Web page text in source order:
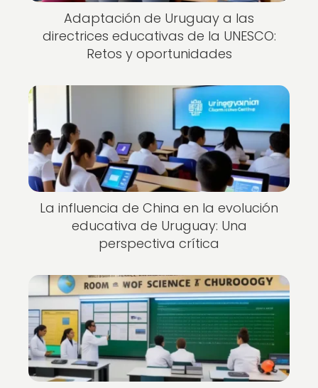
Adaptación de Uruguay a las
directrices educativas de la UNESCO:
Retos y oportunidades
La influencia de China en la evolución
educativa de Uruguay: Una
perspectiva crítica